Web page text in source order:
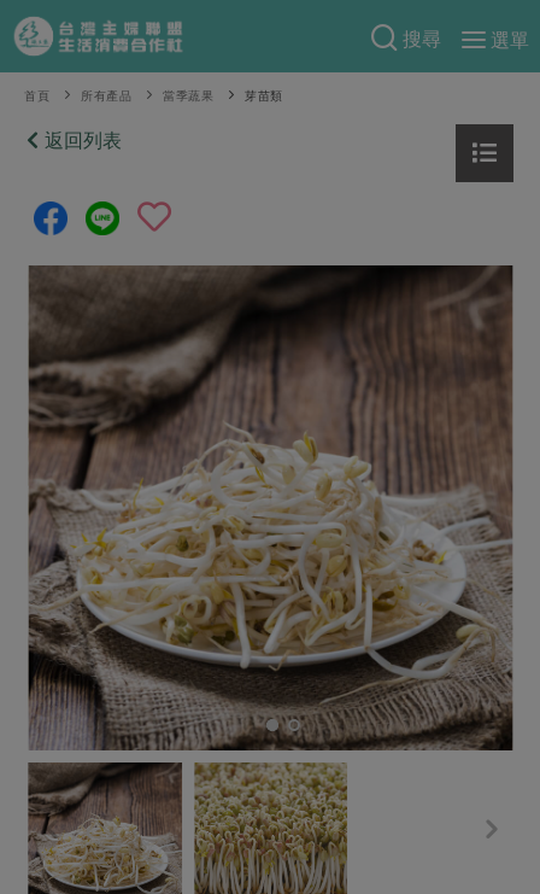
搜尋
選單
產品分類
當季蔬果
芽苗類
辛香料類
奶蛋豆・五穀
蛋
豆製品 米麵雜糧
肉品・水產
畜產肉類 水產
水畜加工品
調理食材・點心
調味醬料/南北貨 烘焙
休閒零嘴 沖泡飲品
保健食品
居家好物
食譜料理
食材
肉食
海鮮
常備菜
蛋料理
料理方式
烘焙．點心
醬料
湯品．鍋物
漬物
涼拌沙拉
飲品
特別企畫
預購活動
把最好的台灣味帶回家！
防災用品預購圓滿結束
2026年端午節預購圓滿結束
更多預購活動
當季產品
傳到心坎裡，誠心又澎派
合作25-經典快閃最後一週
合作25-精選產品第四彈
更多當季產品
議題活動
主婦聯盟X樂齡網特約優惠案
30%rPET紅烏龍茶
綠主張
觀點文章
主婦食堂 一籃菜真心話
社內大小事 合作聯合國
產品故事 生活提案
樂齡生活 親子食育
廚房瑜伽
關注議題
減硝酸鹽 惜食
非基改運動 支持本土農糧
廢核運動 能源議題
減添加物 減塑減廢
公益金 食農教育
更多議題
認識合作社
關於我們
合作社組織
員工與求才
產品檢驗
自主把關
檢驗報告
硝酸鹽檢驗
社員權益
合作社法規
重要公告
首頁 所有產品 當季蔬果 芽苗類
返回列表